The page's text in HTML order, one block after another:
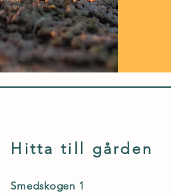
Hitta till gården
Smedskogen 1